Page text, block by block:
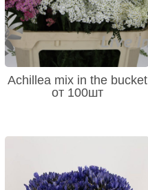
Achillea mix in the bucket
от 100шт